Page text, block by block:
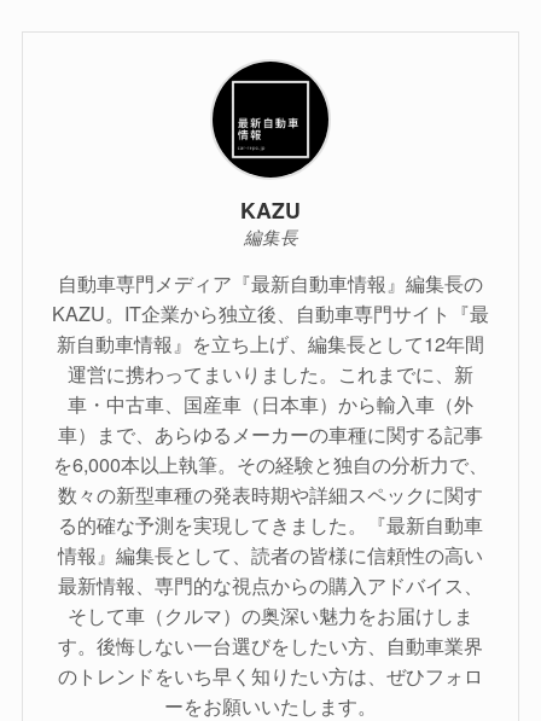
KAZU
編集長
自動車専門メディア『最新自動車情報』編集長の
KAZU。IT企業から独立後、自動車専門サイト『最
新自動車情報』を立ち上げ、編集長として12年間
運営に携わってまいりました。これまでに、新
車・中古車、国産車（日本車）から輸入車（外
車）まで、あらゆるメーカーの車種に関する記事
を6,000本以上執筆。その経験と独自の分析力で、
数々の新型車種の発表時期や詳細スペックに関す
る的確な予測を実現してきました。『最新自動車
情報』編集長として、読者の皆様に信頼性の高い
最新情報、専門的な視点からの購入アドバイス、
そして車（クルマ）の奥深い魅力をお届けしま
す。後悔しない一台選びをしたい方、自動車業界
のトレンドをいち早く知りたい方は、ぜひフォロ
ーをお願いいたします。